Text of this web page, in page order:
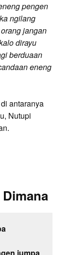
pengen
ngilang
jangan
dirayu
berduaan
eneng
antaranya
Nutupi